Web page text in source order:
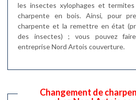
les insectes xylophages et
charpente en bois. Ainsi, pour
charpente et la remettre en état
des insectes) ; vous pouvez
entreprise Nord Artois couverture.
Changement de